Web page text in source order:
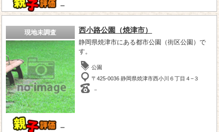
－
現地未調査
－
西小路公園（焼津市）
静岡県焼津市にある都市公園（街区公園）で
す。
公園
〒425-0036 静岡県焼津市西小川６丁目４−３
－